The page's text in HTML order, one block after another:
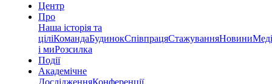
Центр
Про
Наша історія та
ціліКомандаБудинокСпівпрацяСтажуванняНовини
і миРозсилка
Події
Академічне
ДослідженняКонференції,